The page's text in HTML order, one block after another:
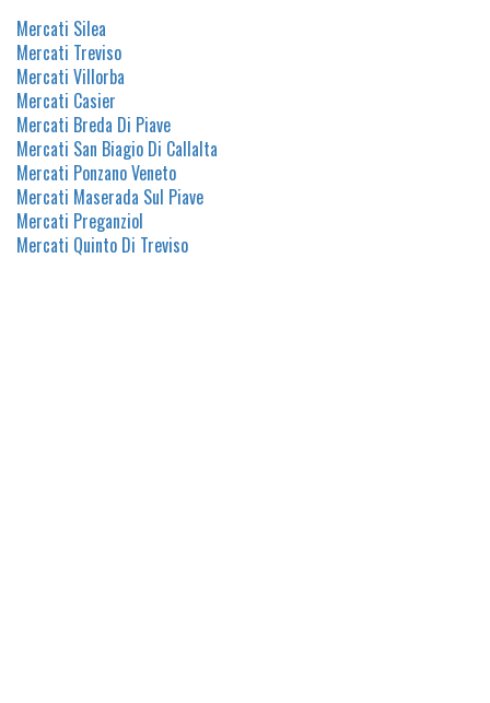
Mercati Silea
Mercati Treviso
Mercati Villorba
Mercati Casier
Mercati Breda Di Piave
Mercati San Biagio Di Callalta
Mercati Ponzano Veneto
Mercati Maserada Sul Piave
Mercati Preganziol
Mercati Quinto Di Treviso